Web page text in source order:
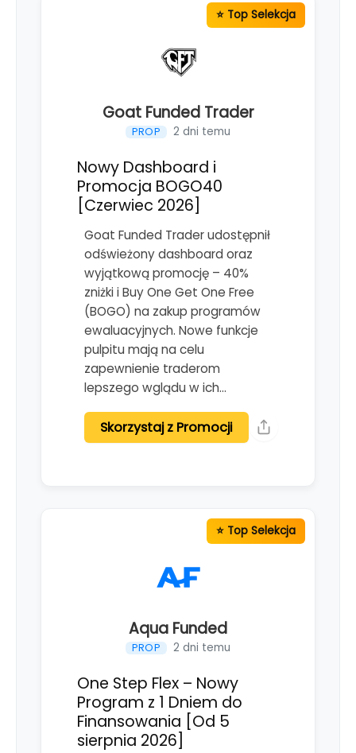
Goat Funded Trader
PROP 2 dni temu
Nowy Dashboard i
Promocja BOGO40
[Czerwiec 2026]
Goat Funded Trader udostępnił
odświeżony dashboard oraz
wyjątkową promocję – 40%
zniżki i Buy One Get One Free
(BOGO) na zakup programów
ewaluacyjnych. Nowe funkcje
pulpitu mają na celu
zapewnienie traderom
lepszego wglądu w ich…
Skorzystaj z Promocji
Aqua Funded
PROP 2 dni temu
One Step Flex – Nowy
Program z 1 Dniem do
Finansowania [Od 5
sierpnia 2026]